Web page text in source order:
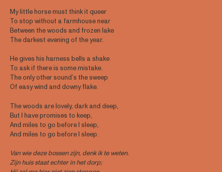
My little horse must think it queer
To stop without a farmhouse near
Between the woods and frozen lake
The darkest evening of the year.
He gives his harness bells a shake
To ask if there is some mistake.
The only other sound’s the sweep
Of easy wind and downy flake.
The woods are lovely, dark and deep,
But I have promises to keep,
And miles to go before I sleep,
And miles to go before I sleep.
Van wie deze bossen zijn, denk ik te weten.
Zijn huis staat echter in het dorp;